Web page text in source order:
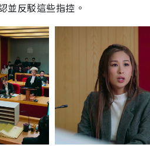
並反駁這些指控。